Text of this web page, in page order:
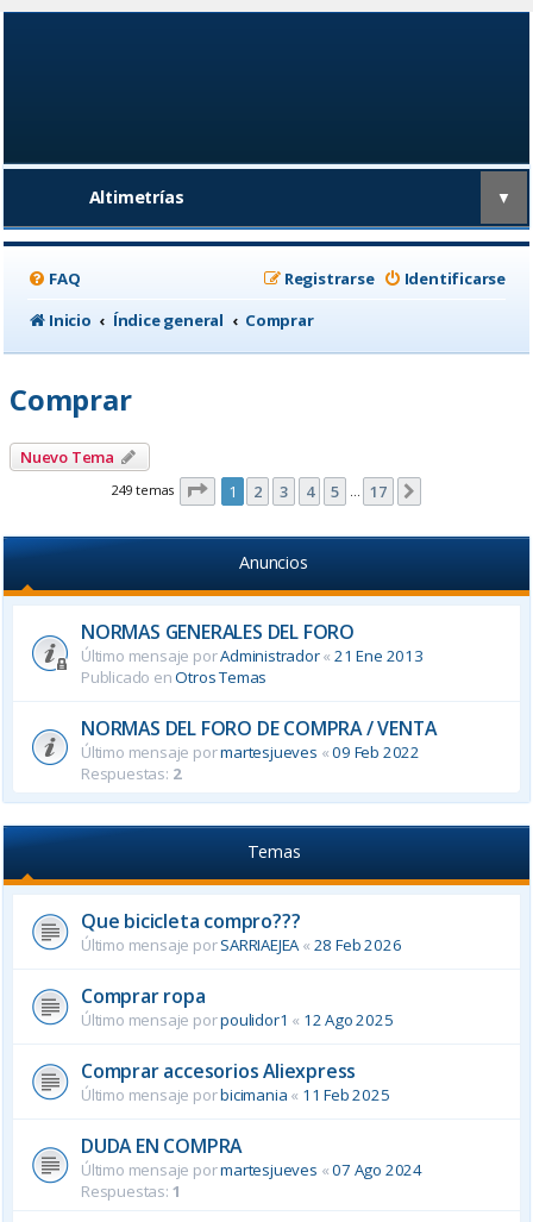
Altimetrías ▼
FAQ Identificarse
Registrarse
Inicio
Índice general Comprar
Comprar
Nuevo Tema
249 temas Página de 17
1 2 3 4 5 … 17
Anuncios
NORMAS GENERALES DEL FORO
Último mensaje porAdministrador«21 Ene 2013
Publicado enOtros Temas
NORMAS DEL FORO DE COMPRA / VENTA
Último mensaje pormartesjueves «09 Feb 2022
Respuestas: 2
Temas
Que bicicleta compro???
Último mensaje porSARRIAEJEA« 28 Feb 2026
Comprar ropa
Último mensaje porpoulidor1 « 12 Ago 2025
Comprar accesorios Aliexpress
Último mensaje porbicimania « 11 Feb 2025
DUDA EN COMPRA
Último mensaje pormartesjueves «07 Ago 2024
Respuestas: 1